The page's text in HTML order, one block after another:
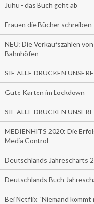
Juhu - das Buch geht ab
Frauen die Bücher
NEU: Die Verkaufszahlen
Bahnhöfen
SIE ALLE DRUCKEN
Gute Karten im Lockdown
SIE ALLE DRUCKEN
MEDIENHITS 2020: Die
Media Control
Deutschlands Jahrescharts
Deutschlands Buch
Bei Netflix: 'Niemand kommt